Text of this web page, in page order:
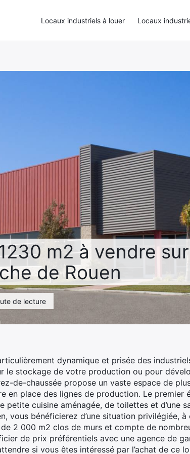
m2 à vendre
de Rouen
de lecture
dynamique et prisée des
le stockage de votre production ou pour
de-chaussée propose un vaste espace de
en place des lignes de production. Le premier
petite cuisine aménagée, de toilettes et d’une
vous bénéficierez d’une situation privilégiée, à
2 000 m2 clos de murs et compte de
de prix préférentiels avec une agence de
si vous êtes intéressé par l’achat de ce
Locaux industriels à louer Locaux